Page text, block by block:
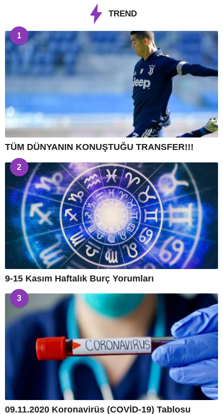
TREND
1
TÜM DÜNYANIN KONUŞTUĞU TRANSFER!!!
2
9-15 Kasım Haftalık Burç Yorumları
3
09.11.2020 Koronavirüs (COVİD-19) Tablosu